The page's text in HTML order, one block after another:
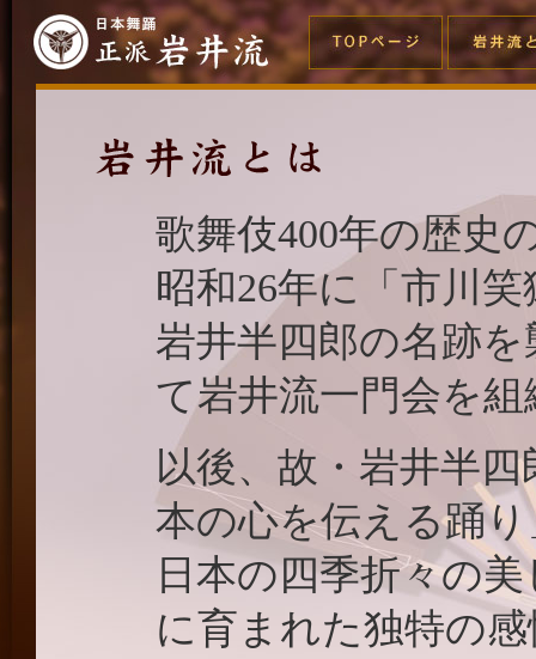
歌舞伎400年の歴史
昭和26年に「市川
岩井半四郎の名跡
て岩井流一門会を
以後、故・岩井半
本の心を伝える踊
日本の四季折々の
に育まれた独特の